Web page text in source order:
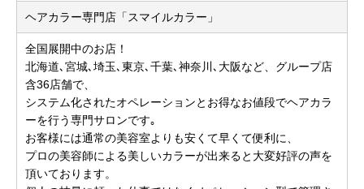
ヘアカラー専門店「スマイルカラー」
全国展開中のお店！
北海道､宮城､埼玉､東京､千葉､神奈川､大阪など、グループ店
含36店舗で、
システム化されたオペレーションとお得なお値段でヘアカラ
ーを行う専門サロンです｡
お客様には通常の美容室よりも安くて早くて便利に、
プロの美容師による美しいカラーが出来ると大変好評の声を
頂いております。